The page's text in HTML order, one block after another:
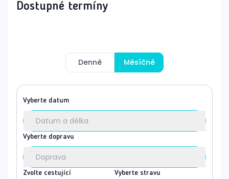
Dostupné termíny
Denně Měsíčně
Vyberte datum
Datum a délka
Vyberte dopravu
Doprava
Zvolte cestující Vyberte stravu